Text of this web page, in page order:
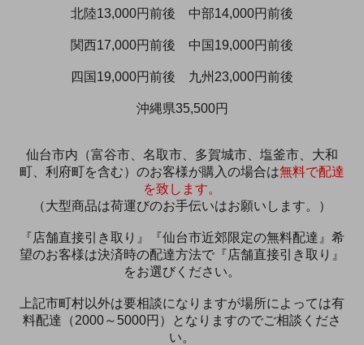
北陸13,000円前後 中部14,000円前後
関西17,000円前後 中国19,000円前後
四国19,000円前後 九州23,000円前後
沖縄県35,500円
仙台市内（富谷市、名取市、多賀城市、塩釜市、大和
町、利府町を含む）のお客様が購入の場合は無料で配達
を致します。
（大型商品は荷運びのお手伝いはお願いします。）
『店舗直接引き取り』『仙台市近郊限定の無料配達』希
望のお客様は決済時の配達方法で『店舗直接引き取り』
をお選びください。
上記市町村以外は要相談になりますが場所によっては有
料配達（2000～5000円）となりますのでご相談くださ
い。